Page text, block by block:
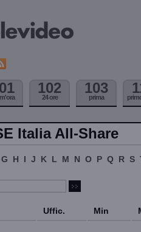
102
24 ore
103
prima
Italia All-Share
G H I J K L M N O P Q R S
Uffic. Min